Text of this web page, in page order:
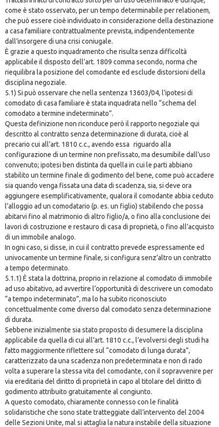
come è stato osservato, per un tempo determinabile per relationem,
che può essere cioè individuato in considerazione della destinazione
a casa familiare contrattualmente prevista, indipendentemente
dall’insorgere di una crisi coniugale.
È grazie a questo inquadramento che risulta senza difficoltà
applicabile il disposto dell’art. 1809 comma secondo, norma che
riequilibra la posizione del comodante ed esclude distorsioni della
disciplina negoziale.
5.1) Si può osservare che nella sentenza 13603/04, l’ipotesi di
comodato di casa familiare è stata inquadrata nello “schema del
comodato a termine indeterminato”.
Questa definizione non riconduce però il rapporto negoziale qui
descritto al contratto senza determinazione di durata, cioè al
precario cui all’art. 1810 c.c., avendo essa riguardo alla
configurazione di un termine non prefissato, ma desumibile dall’uso
convenuto; ipotesi ben distinta da quella in cui le parti abbiano
stabilito un termine finale di godimento del bene, come può accadere
sia quando venga fissata una data di scadenza, sia, si deve ora
aggiungere esemplificativamente, qualora il comodante abbia ceduto
l’alloggio ad un comodatario (p. es. un figlio) stabilendo che possa
abitarvi fino al matrimonio di altro figlio/a, o fino alla conclusione dei
lavori di costruzione e restauro di casa di proprietà, o fino all’acquisto
di un immobile analogo.
In ogni caso, si disse, in cui il contratto prevede espressamente ed
univocamente un termine finale, si configura senz’altro un contratto
a tempo determinato.
5.1.1) È stata la dottrina, proprio in relazione al comodato di immobile
ad uso abitativo, ad avvertire l’opportunità di descrivere un comodato
“a tempo indeterminato”, ma lo ha subito riconosciuto
concettualmente come diverso dal comodato senza determinazione
di durata.
Sebbene inizialmente sia stato proposto di desumere la disciplina
applicabile da quella di cui all’art. 1810 c.c., l’evolversi degli studi ha
fatto maggiormente riflettere sul “comodato di lunga durata”,
caratterizzato da una scadenza non predeterminata e non di rado
volta a superare la stessa vita del comodante, con il sopravvenire per
via ereditaria del diritto di proprietà in capo al titolare del diritto di
godimento attribuito gratuitamente al congiunto.
A questo comodato, chiaramente connesso con le finalità
solidaristiche che sono state tratteggiate dall’intervento del 2004
delle Sezioni Unite, mal si attaglia la natura instabile della situazione